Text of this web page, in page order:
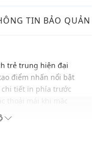
TIN BẢO QUẢN
trẻ trung hiện đại
điểm nhấn nổi bật
tiết in phía trước
hút mồ hôi tốt
cách streetwear